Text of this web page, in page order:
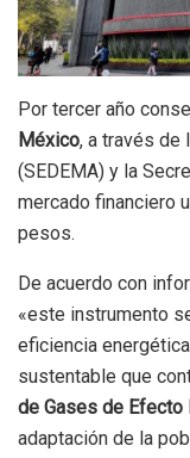
Por tercer año
México, a través de
(SEDEMA) y la
mercado financiero
pesos.
De acuerdo con
«este instrumento
eficiencia
sustentable que
de Gases de Efecto
adaptación de la